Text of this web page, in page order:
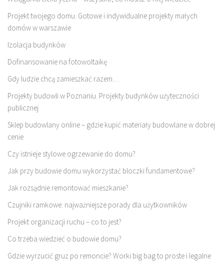
Projekt twojego domu. Gotowe i indywidualne projekty małych
domów w warszawie
Izolacja budynków
Dofinansowanie na fotowoltaikę
Gdy ludzie chcą zamieszkać razem…
Projekty budowli w Poznaniu. Projekty budynków użyteczności
publicznej
Sklep budowlany online – gdzie kupić materiały budowlane w dobrej
cenie
Czy istnieje stylowe ogrzewanie do domu?
Jak przy budowie domu wykorzystać bloczki fundamentowe?
Jak rozsądnie remontować mieszkanie?
Czujniki ramkowe: najważniejsze porady dla użytkowników
Projekt organizacji ruchu – co to jest?
Co trzeba wiedzieć o budowie domu?
Gdzie wyrzucić gruz po remoncie? Worki big bag to proste i legalne